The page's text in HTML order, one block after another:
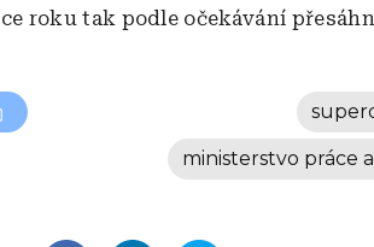
roku tak podle očekávání
ministerstvo práce